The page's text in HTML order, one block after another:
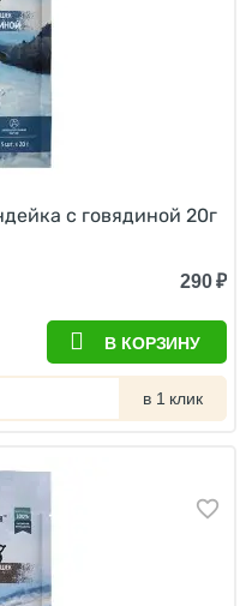
с говядиной 20г
290₽
В КОРЗИНУ
в 1 клик